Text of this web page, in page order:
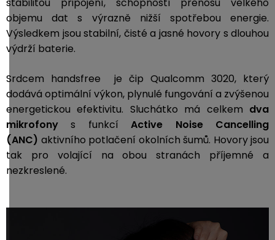
objemu dat s výrazně nižší spotřebou energie.
Výsledkem jsou stabilní, čisté a jasné hovory s dlouhou
výdrží baterie.
Srdcem handsfree je čip Qualcomm 3020, který
dodává optimální výkon, plynulé fungování a zvýšenou
energetickou efektivitu. Sluchátko má celkem dva
mikrofony s funkcíActive Noise Cancelling
(ANC) aktivního potlačení okolních šumů. Hovory jsou
tak pro volající na obou stranách příjemné a
nezkreslené.